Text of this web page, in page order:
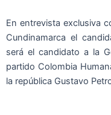
En entrevista exclusiva
Cundinamarca el
será el candidato a la
partido Colombia
la república Gustavo